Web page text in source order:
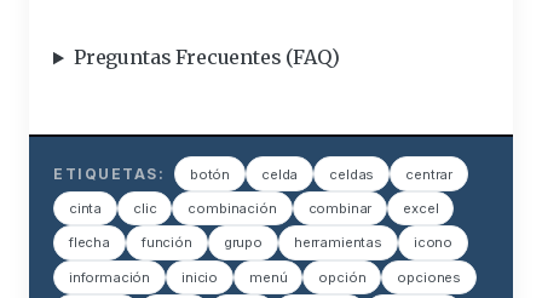
Preguntas Frecuentes (FAQ)
ETIQUETAS: botón celda celdas centrar
cinta clic combinación combinar excel
flecha función grupo herramientas icono
información inicio menú opción opciones